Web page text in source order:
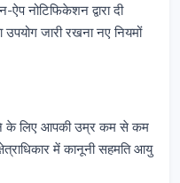
ऐप नोटिफिकेशन द्वारा दी
जारी रखना नए नियमों
के लिए आपकी उम्र कम से कम
में कानूनी सहमति आयु